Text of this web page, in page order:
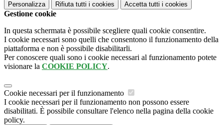
Personalizza Rifiuta tutti i cookies Accetta tutti i cookies
Gestione cookie
In questa schermata è possibile scegliere quali cookie consentire.
I cookie necessari sono quelli che consentono il funzionamento della
piattaforma e non è possibile disabilitarli.
Per conoscere quali sono i cookie necessari al funzionamento potete
visionare la COOKIE POLICY.
Cookie necessari per il funzionamento
I cookie necessari per il funzionamento non possono essere
disabilitati. È possibile consultare l'elenco nella pagina della cookie
policy.